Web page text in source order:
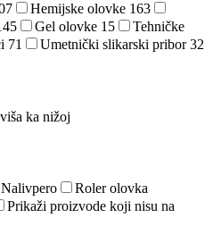
Hemijske olovke 163
Gel olovke 15
Tehničke
71 Umetnički slikarski pribor32
ka nižoj
Nalivpero
Roler olovka
Prikaži proizvode koji nisu na